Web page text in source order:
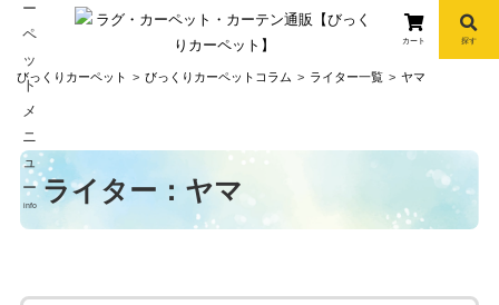
info
カート 探す
びっくりカーペット びっくりカーペットコラム ライター一覧 ヤマ
ライター：ヤマ